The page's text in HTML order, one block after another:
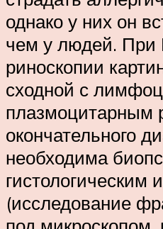
однако у них он
чем у людей.
риноскопии
сходной с
плазмоцитарным
окончательного
необходима
гистологическим
(исследование